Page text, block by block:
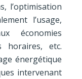
l’optimisation
l’usage,
économies
horaires, etc.
énergétique
intervenant